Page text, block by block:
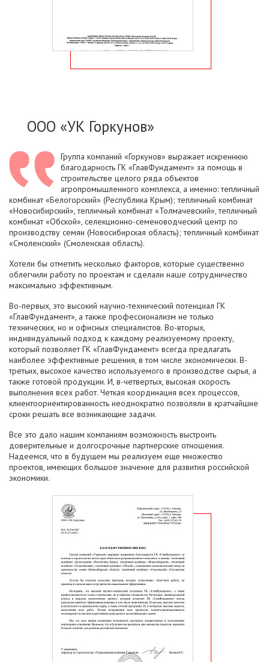
ООО «УК Горкунов»
Группа компаний «Горкунов» выражает искреннюю
благодарность ГК «ГлавФундамент» за помощь в
строительстве целого ряда объектов
агропромышленного комплекса, а именно: тепличный
комбинат «Белогорский» (Республика Крым); тепличный комбинат
«Новосибирский», тепличный комбинат «Толмачевский», тепличный
комбинат «Обской», селекционно-семеноводческий центр по
производству семян (Новосибирская область); тепличный комбинат
«Смоленский» (Смоленская область).
Хотели бы отметить несколько факторов, которые существенно
облегчили работу по проектам и сделали наше сотрудничество
максимально эффективным.
Во-первых, это высокий научно-технический потенциал ГК
«ГлавФундамент», а также профессионализм не только
технических, но и офисных специалистов. Во-вторых,
индивидуальный подход к каждому реализуемому проекту,
который позволяет ГК «ГлавФундамент» всегда предлагать
наиболее эффективные решения, в том числе экономически. В-
третьих, высокое качество используемого в производстве сырья, а
также готовой продукции. И, в-четвертых, высокая скорость
выполнения всех работ. Четкая координация всех процессов,
клиентоориентированность неоднократно позволяли в кратчайшие
сроки решать все возникающие задачи.
Все это дало нашим компаниям возможность выстроить
доверительные и долгосрочные партнерские отношения.
Надеемся, что в будущем мы реализуем еще множество
проектов, имеющих большое значение для развития российской
экономики.